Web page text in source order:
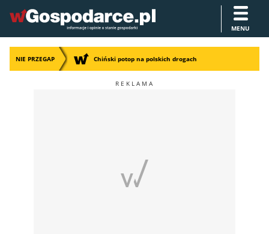
MENU
NIE PRZEGAP Chiński potop na polskich drogach